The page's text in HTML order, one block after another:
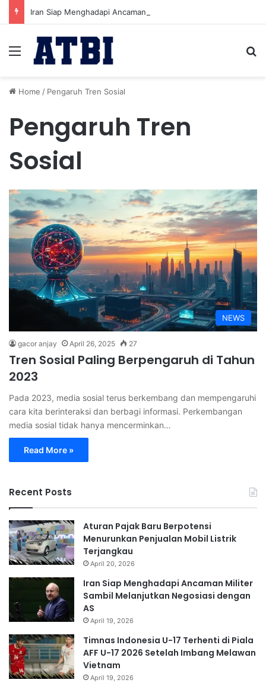
Menu
Home / Pengaruh Tren Sosial
Pengaruh Tren
Sosial
NEWS
gacor anjay April 26, 2025 27
Tren Sosial Paling Berpengaruh di Tahun
2023
Pada 2023, media sosial terus berkembang dan mempengaruhi
cara kita berinteraksi dan berbagi informasi. Perkembangan
media sosial tidak hanya mencerminkan…
Read More »
Recent Posts
Aturan Pajak Baru Berpotensi
Menurunkan Penjualan Mobil Listrik
Terjangkau
April 20, 2026
Iran Siap Menghadapi Ancaman Militer
Sambil Melanjutkan Negosiasi dengan
AS
April 19, 2026
Timnas Indonesia U-17 Terhenti di Piala
AFF U-17 2026 Setelah Imbang Melawan
Vietnam
April 19, 2026